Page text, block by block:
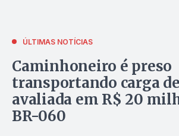
ÚLTIMAS NOTÍCIAS
Caminhoneiro é preso
transportando carga
avaliada em R$ 20
BR-060